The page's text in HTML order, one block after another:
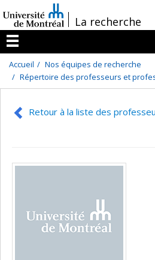
au
contenu
/La recherche
Menu
Accueil
Nos équipes de recherche
Répertoire des professeurs et
Retour à la liste des